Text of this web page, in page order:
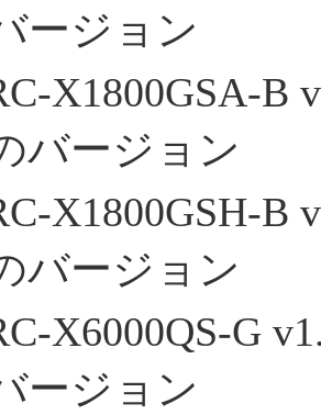
ージョン
X1800GSA-B
バージョン
X1800GSH-B
バージョン
X6000QS-G
ージョン